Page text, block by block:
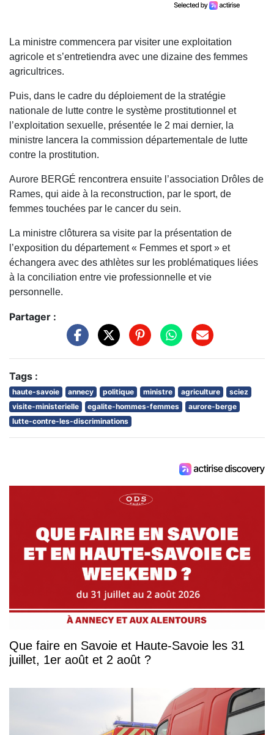
La ministre commencera par visiter une exploitation
agricole et s’entretiendra avec une dizaine des femmes
agricultrices.
Puis, dans le cadre du déploiement de la stratégie
nationale de lutte contre le système prostitutionnel et
l’exploitation sexuelle, présentée le 2 mai dernier, la
ministre lancera la commission départementale de lutte
contre la prostitution.
Aurore BERGÉ rencontrera ensuite l’association Drôles de
Rames, qui aide à la reconstruction, par le sport, de
femmes touchées par le cancer du sein.
La ministre clôturera sa visite par la présentation de
l’exposition du département « Femmes et sport » et
échangera avec des athlètes sur les problématiques liées
à la conciliation entre vie professionnelle et vie
personnelle.
Partager :
Tags :
haute-savoie annecy politique ministre agriculture
sciez
visite-ministerielle
egalite-hommes-femmes
aurore-berge
lutte-contre-les-discriminations
Que faire en Savoie et Haute-Savoie les 31
juillet, 1er août et 2 août ?